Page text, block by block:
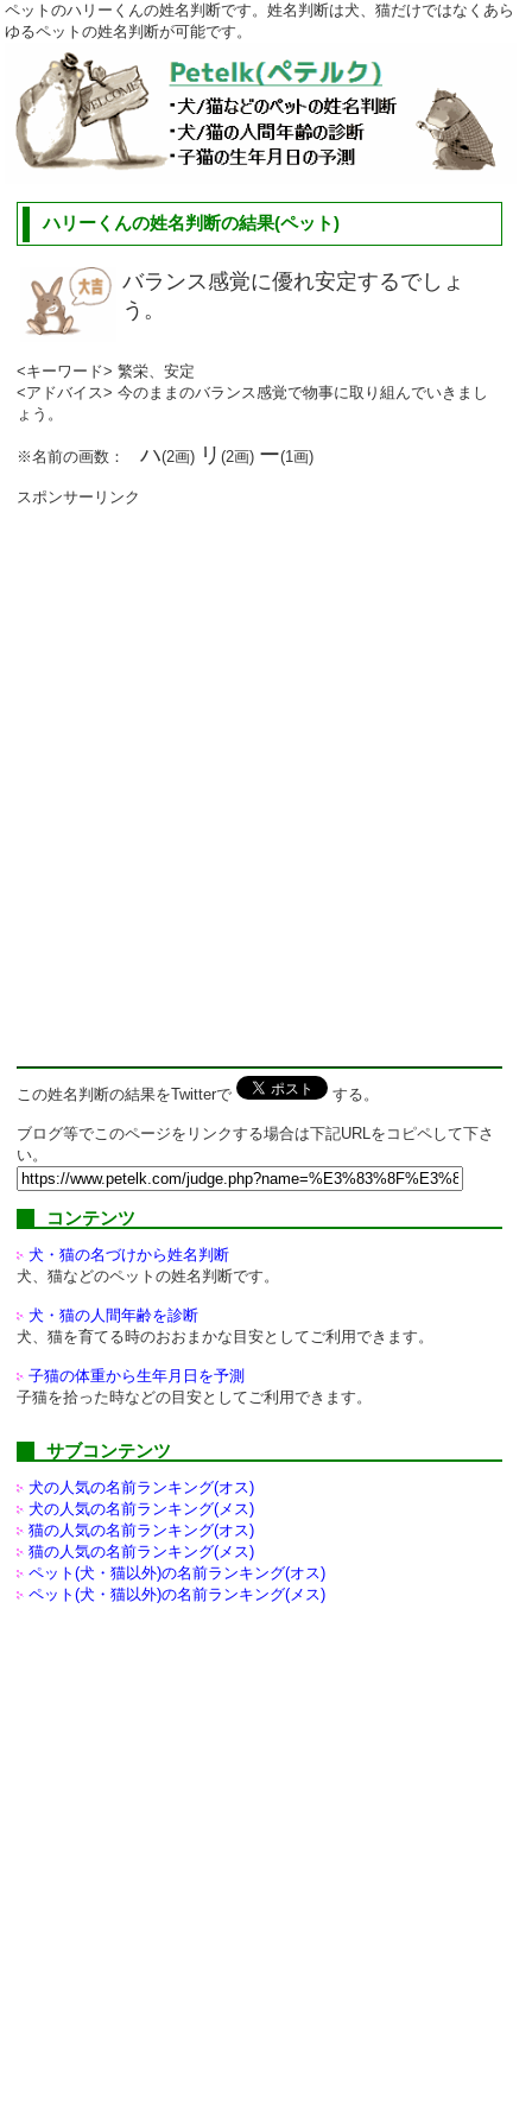
ペットのハリーくんの姓名判断です。姓名判断は犬、猫だけではなくあら
ゆるペットの姓名判断が可能です。
ハリーくんの姓名判断の結果(ペット)
バランス感覚に優れ安定するでしょ
う。
<キーワード> 繁栄、安定
<アドバイス> 今のままのバランス感覚で物事に取り組んでいきまし
ょう。
※名前の画数：ハ(2画) リ(2画) ー(1画)
スポンサーリンク
この姓名判断の結果をTwitterで する。
ブログ等でこのページをリンクする場合は下記URLをコピペして下さ
い。
コンテンツ
犬・猫の名づけから姓名判断
犬、猫などのペットの姓名判断です。
犬・猫の人間年齢を診断
犬、猫を育てる時のおおまかな目安としてご利用できます。
子猫の体重から生年月日を予測
子猫を拾った時などの目安としてご利用できます。
サブコンテンツ
犬の人気の名前ランキング(オス)
犬の人気の名前ランキング(メス)
猫の人気の名前ランキング(オス)
猫の人気の名前ランキング(メス)
ペット(犬・猫以外)の名前ランキング(オス)
ペット(犬・猫以外)の名前ランキング(メス)